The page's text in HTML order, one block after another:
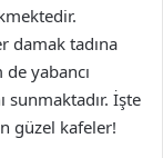
damak tadına
yabancı
İşte
güzel kafeler!